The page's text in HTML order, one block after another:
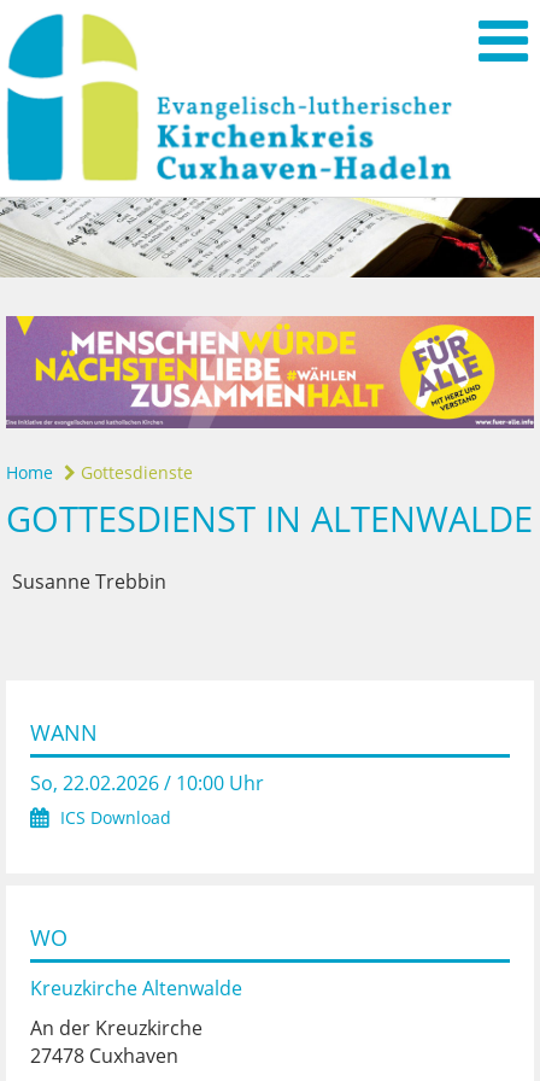
Home Gottesdienste
GOTTESDIENST IN ALTENWALDE
Susanne Trebbin
WANN
So, 22.02.2026 / 10:00 Uhr
ICS Download
WO
Kreuzkirche Altenwalde
An der Kreuzkirche
27478 Cuxhaven